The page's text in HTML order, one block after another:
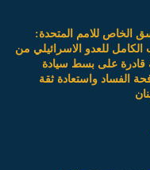
الخاص للامم المتحدة:
الكامل للعدو الاسرائيلي من
قادرة على بسط سيادة
الفساد واستعادة ثقة